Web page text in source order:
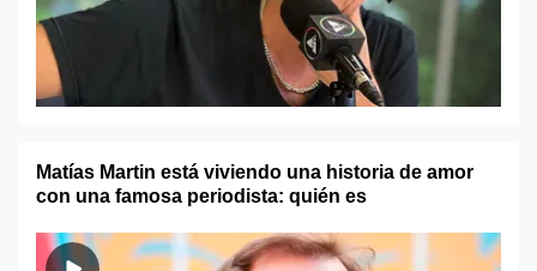
Matías Martin está viviendo una historia de amor
con una famosa periodista: quién es